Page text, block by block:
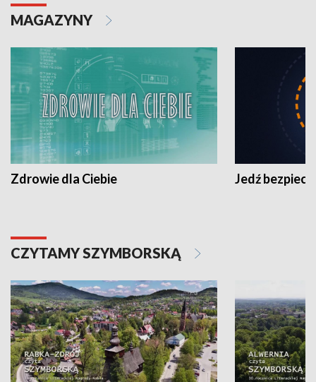
MAGAZYNY
Zdrowie dla Ciebie Jedź
CZYTAMY SZYMBORSKĄ